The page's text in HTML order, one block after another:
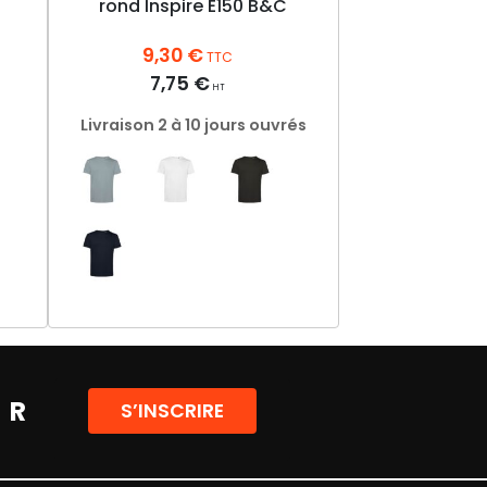
rond Inspire E150 B&C
9,30 €TTC
7,75 € HT
Livraison 2 à 10 jours ouvrés
produit
plusieurs
variations.
Les
peuvent
S’INSCRIRE